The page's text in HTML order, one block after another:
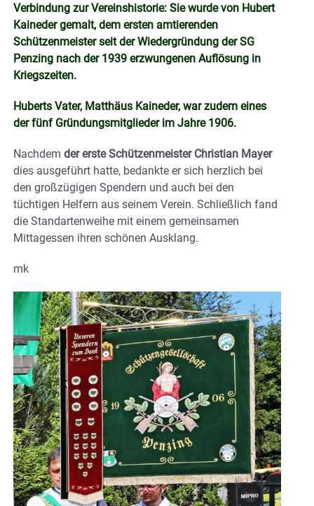
Verbindung zur Vereinshistorie: Sie wurde von Hubert
Kaineder gemalt, dem ersten amtierenden
Schützenmeister seit der Wiedergründung der SG
Penzing nach der 1939 erzwungenen Auflösung in
Kriegszeiten.
Huberts Vater, Matthäus Kaineder, war zudem eines
der fünf Gründungsmitglieder im Jahre 1906.
Nachdem der erste Schützenmeister Christian Mayer
dies ausgeführt hatte, bedankte er sich herzlich bei
den großzügigen Spendern und auch bei den
tüchtigen Helfern aus seinem Verein. Schließlich fand
die Standartenweihe mit einem gemeinsamen
Mittagessen ihren schönen Ausklang.
mk